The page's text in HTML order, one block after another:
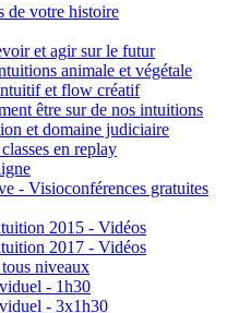
de votre histoire
et agir sur le futur
animale et végétale
et flow créatif
être sur de nos intuitions
et domaine judiciaire
en replay
- Visioconférences gratuites
2015 - Vidéos
2017 - Vidéos
niveaux
- 1h30
- 3x1h30